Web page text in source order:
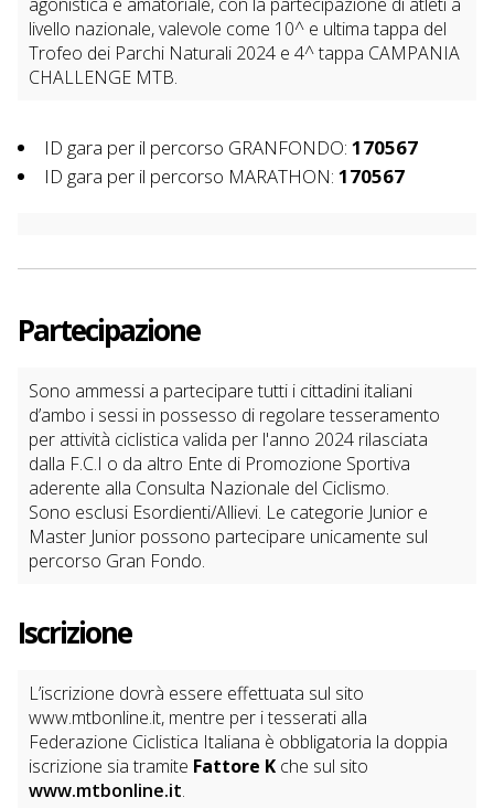
livello nazionale, valevole come 10^ e ultima tappa del
Trofeo dei Parchi Naturali 2024 e 4^ tappa CAMPANIA
CHALLENGE MTB.
ID gara per il percorso GRANFONDO: 170567
ID gara per il percorso MARATHON: 170567
Partecipazione
Sono ammessi a partecipare tutti i cittadini italiani
d’ambo i sessi in possesso di regolare tesseramento
per attività ciclistica valida per l'anno 2024 rilasciata
dalla F.C.I o da altro Ente di Promozione Sportiva
aderente alla Consulta Nazionale del Ciclismo.
Sono esclusi Esordienti/Allievi. Le categorie Junior e
Master Junior possono partecipare unicamente sul
percorso Gran Fondo.
Iscrizione
L’iscrizione dovrà essere effettuata sul sito
www.mtbonline.it, mentre per i tesserati alla
Federazione Ciclistica Italiana è obbligatoria la doppia
iscrizione sia tramite Fattore K che sul sito
www.mtbonline.it.